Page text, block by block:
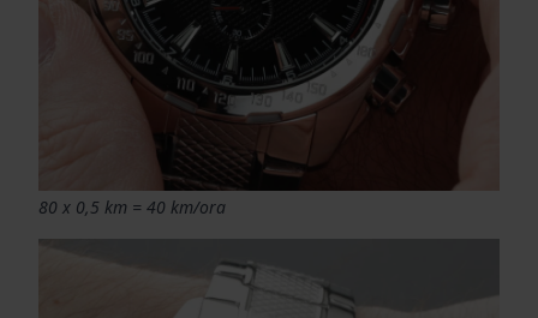
80 x 0,5 km = 40 km/ora